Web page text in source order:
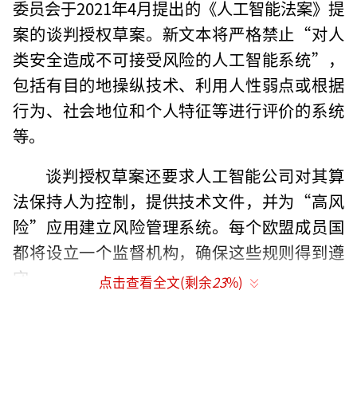
委员会于2021年4月提出的《人工智能法案》提
案的谈判授权草案。新文本将严格禁止“对人
类安全造成不可接受风险的人工智能系统”，
包括有目的地操纵技术、利用人性弱点或根据
行为、社会地位和个人特征等进行评价的系统
等。
谈判授权草案还要求人工智能公司对其算
法保持人为控制，提供技术文件，并为“高风
险”应用建立风险管理系统。每个欧盟成员国
都将设立一个监督机构，确保这些规则得到遵
守。
点击查看全文(剩余23%)